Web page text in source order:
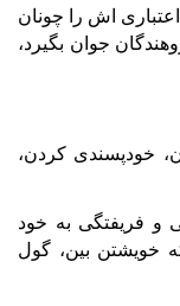
اش را چونان
جوان بگیرد،
خودپسندی کردن،
و فریفتگی به خود
بین، گول